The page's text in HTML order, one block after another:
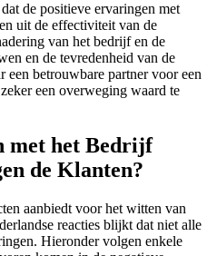
de positieve ervaringen met
uit de effectiviteit van de
van het bedrijf en de
en de tevredenheid van de
een betrouwbare partner voor een
een overweging waard te
met het Bedrijf
de Klanten?
aanbiedt voor het witten van
reacties blijkt dat niet alle
Hieronder volgen enkele